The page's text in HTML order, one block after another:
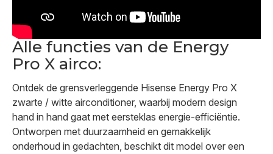
Alle functies van de Energy
Pro X airco:
Ontdek de grensverleggende Hisense Energy Pro X
zwarte / witte airconditioner, waarbij modern design
hand in hand gaat met eersteklas energie-efficiëntie.
Ontworpen met duurzaamheid en gemakkelijk
onderhoud in gedachten, beschikt dit model over een